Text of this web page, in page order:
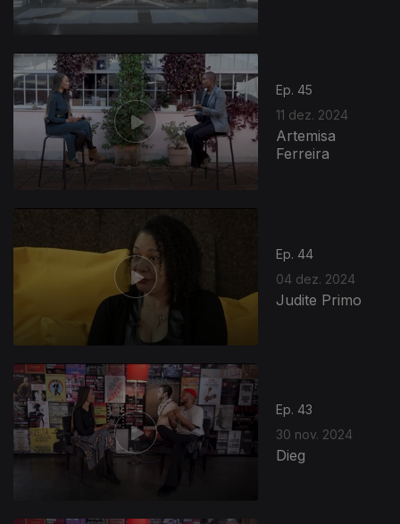
Ep. 45
11 dez. 2024
Artemisa
Ferreira
Ep. 44
04 dez. 2024
Judite Primo
Ep. 43
30 nov. 2024
Dieg